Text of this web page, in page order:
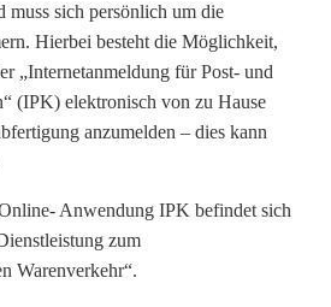
sich persönlich um die
Hierbei besteht die Möglichkeit,
„Internetanmeldung für Post- und
(IPK) elektronisch von zu Hause
anzumelden – dies kann
Anwendung IPK befindet sich
zum
Warenverkehr“.